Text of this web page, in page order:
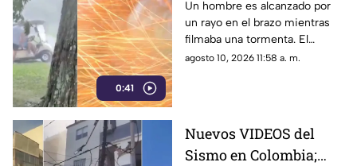
0:41
grababa una tormenta |
VIDEO
Un hombre es alcanzado por
un rayo en el brazo mientras
filmaba una tormenta. El
afectado se encuentra en
agosto 10, 2026 11:58 a. m.
Nuevos VIDEOS del
Sismo en Colombia;